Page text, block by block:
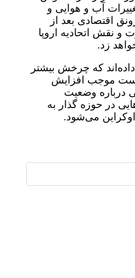
آب و هوایی و
اقتصادی بعد از
۱۹، مهاجرت و نقش اتحادیه اروپا
زد.
که چرخش بیشتر
راست موجب افزایش
درباره وضعیت
در حوزه گذار به
می‌شود.